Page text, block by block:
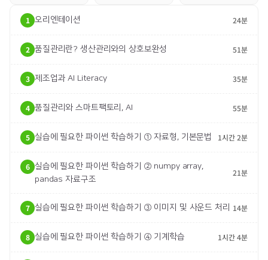
1 오리엔테이션 24분
2 품질관리란? 생산관리와의 상호보완성 51분
3 제조업과 AI Literacy 35분
4 품질관리와 스마트팩토리, AI 55분
5 실습에 필요한 파이썬 학습하기 ① 자료형, 기본문법 1시간 2분
6 실습에 필요한 파이썬 학습하기 ② numpy array,
pandas 자료구조
21분
7 실습에 필요한 파이썬 학습하기 ③ 이미지 및 사운드 처리 14분
8 실습에 필요한 파이썬 학습하기 ④ 기계학습 1시간 4분